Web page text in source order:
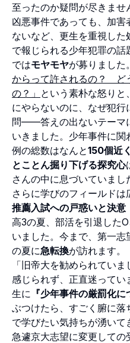
至ったのか疑問が尽きませ
凶悪事件であっても、加
ないなど、更生を重視し
で報じられる少年犯罪の
ではモヤモヤが募りました。
からって許されるの？ ど
の？」 という素朴な怒り
にやらないのに、なぜ犯
問——答えの出ないテーマ
いきました。少年事件に
例の総数はなんと150個近く
とことん掘り下げる探究心
さんの中に息づいていまし
さらに学びのフィールドは
推薦入試への戸惑いと決意
高3の夏、部活を引退した
いました。今まで、第一
の夏に急転換が訪れます。
「旧帝大を勧められてい
感じられず、正直迷って
生に 『少年事件の厳罰化に
ぶつけたら、すごく腑に
で学びたい気持ちが湧いて
急遽京大志望に変更しての